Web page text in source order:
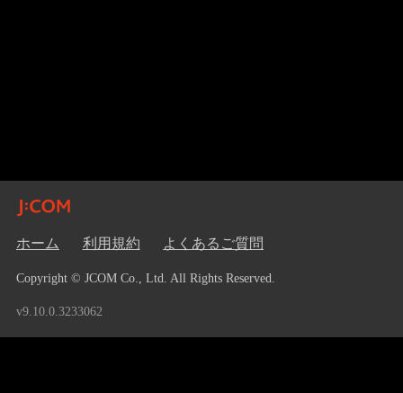
ホーム 利用規約 よくあるご質問
Copyright © JCOM Co., Ltd. All Rights Reserved.
v9.10.0.3233062